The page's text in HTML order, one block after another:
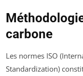
carbone
Les normes ISO
Standardization)